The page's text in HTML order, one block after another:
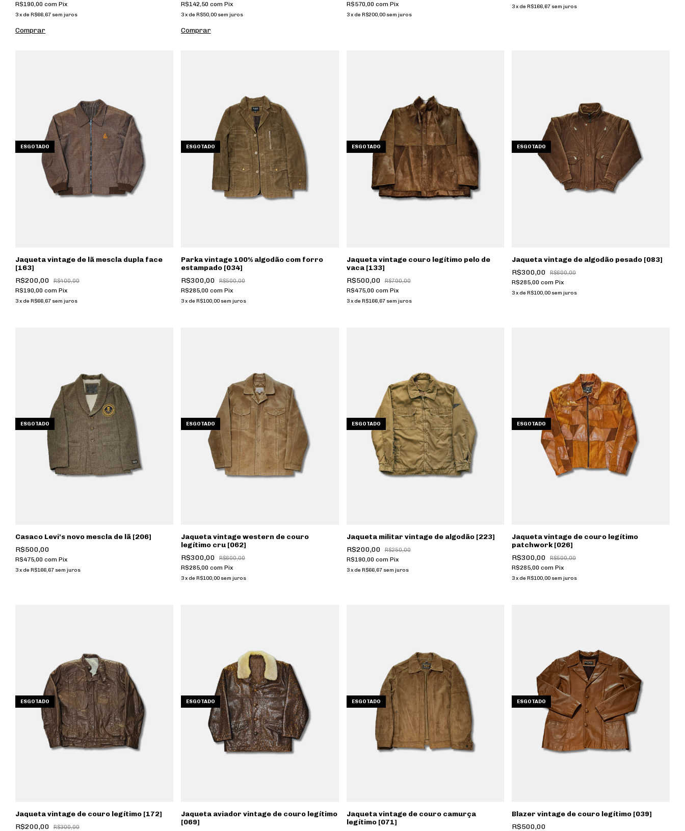
R$190,00 com Pix
3x de R$66,67 sem juros
R$142,50 com Pix
3x de R$50,00 sem juros
R$570,00 com Pix
3 x de R$200,00 sem juros
3x deR$166,67 sem juros
ESGOTADO
Jaqueta vintage de lã mescla dupla face
[163]
R$200,00
R$400,00
R$190,00 com Pix
3x de R$66,67 sem juros
ESGOTADO
Parka vintage 100% algodão com forro
estampado [034]
R$300,00
R$500,00
R$285,00 com Pix
3x de R$100,00 sem juros
ESGOTADO
Jaqueta vintage couro legítimo pelo de
vaca [133]
R$500,00
R$700,00
R$475,00 com Pix
3 x de R$166,67 sem juros
ESGOTADO
Jaqueta vintage de algodão pesado [083]
R$300,00
R$600,00
R$285,00com Pix
3x deR$100,00 sem juros
ESGOTADO
Casaco Levi's novo mescla de lã [206]
R$500,00
R$475,00 com Pix
3x de R$166,67 sem juros
ESGOTADO
Jaqueta vintage western de couro
legítimo cru [062]
R$300,00
R$600,00
R$285,00 com Pix
3x de R$100,00 sem juros
ESGOTADO
Jaqueta militar vintage de algodão [223]
R$200,00
R$250,00
R$190,00 com Pix
3 x de R$66,67 sem juros
ESGOTADO
Jaqueta vintage de couro legítimo
patchwork [026]
R$300,00
R$500,00
R$285,00com Pix
3x deR$100,00 sem juros
ESGOTADO
Jaqueta vintage de couro legítimo [172]
R$200,00
R$300,00
ESGOTADO
Jaqueta aviador vintage de couro legítimo
[069]
ESGOTADO
Jaqueta vintage de couro camurça
legítimo [071]
ESGOTADO
Blazer vintage de couro legítimo [039]
R$500,00